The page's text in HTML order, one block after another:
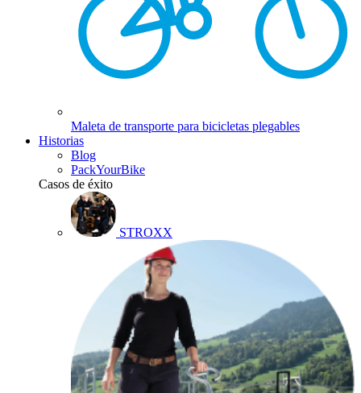
Maleta de transporte para bicicletas plegables
Historias
Blog
PackYourBike
Casos de éxito
STROXX